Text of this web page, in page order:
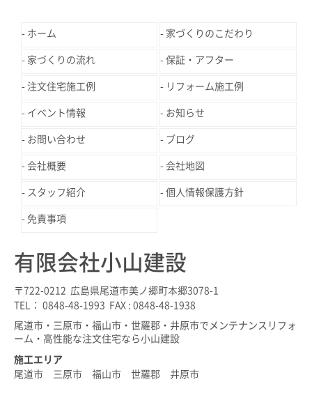
ホーム 家づくりのこだわり
家づくりの流れ 保証・アフター
注文住宅施工例 リフォーム施工例
イベント情報 お知らせ
お問い合わせ ブログ
会社概要 会社地図
スタッフ紹介 個人情報保護方針
免責事項
有限会社小山建設
〒722-0212 広島県尾道市美ノ郷町本郷3078-1
TEL： 0848-48-1993 FAX : 0848-48-1938
尾道市・三原市・福山市・世羅郡・井原市でメンテナンスリフォ
ーム・高性能な注文住宅なら小山建設
施工エリア
尾道市 三原市 福山市 世羅郡 井原市